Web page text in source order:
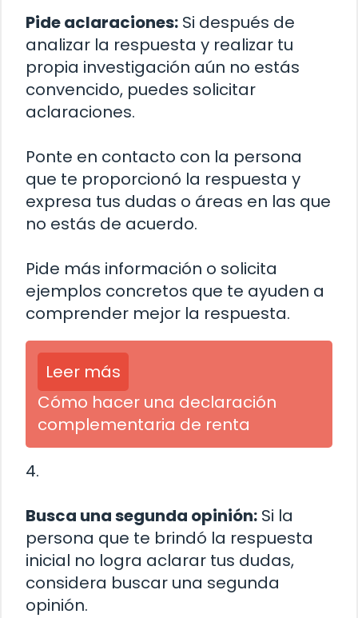
Pide aclaraciones: Si después de
analizar la respuesta y realizar tu
propia investigación aún no estás
convencido, puedes solicitar
aclaraciones.
Ponte en contacto con la persona
que te proporcionó la respuesta y
expresa tus dudas o áreas en las que
no estás de acuerdo.
Pide más información o solicita
ejemplos concretos que te ayuden a
comprender mejor la respuesta.
Leer más
Cómo hacer una declaración
complementaria de renta
4.
Busca una segunda opinión: Si la
persona que te brindó la respuesta
inicial no logra aclarar tus dudas,
considera buscar una segunda
opinión.